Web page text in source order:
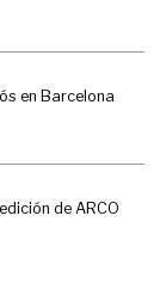
en Barcelona
de ARCO